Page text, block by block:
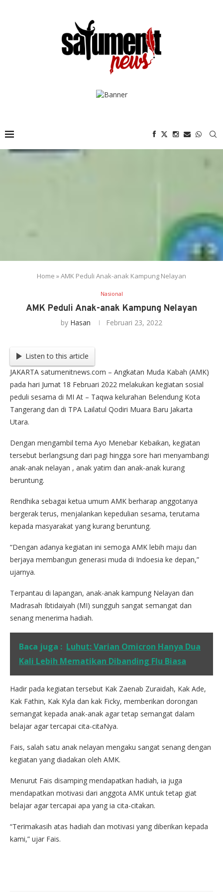
Home »AMK Peduli Anak-anak Kampung Nelayan
Nasional
AMK Peduli Anak-anak Kampung Nelayan
by Hasan Februari 23, 2022
Listen to this article
JAKARTA satumenitnews.com – Angkatan Muda Kabah (AMK)
pada hari Jumat 18 Februari 2022 melakukan kegiatan sosial
peduli sesama di MI At – Taqwa kelurahan Belendung Kota
Tangerang dan di TPA Lailatul Qodiri Muara Baru Jakarta
Utara.
Dengan mengambil tema Ayo Menebar Kebaikan, kegiatan
tersebut berlangsung dari pagi hingga sore hari menyambangi
anak-anak nelayan , anak yatim dan anak-anak kurang
beruntung.
Rendhika sebagai ketua umum AMK berharap anggotanya
bergerak terus, menjalankan kepedulian sesama, terutama
kepada masyarakat yang kurang beruntung.
“Dengan adanya kegiatan ini semoga AMK lebih maju dan
berjaya membangun generasi muda di Indoesia ke depan,”
ujarnya.
Terpantau di lapangan, anak-anak kampung Nelayan dan
Madrasah Ibtidaiyah (MI) sungguh sangat semangat dan
senang menerima hadiah.
Baca juga : Luhut: Varian Omicron Hanya Dua
Kali Lebih Mematikan Dibanding Flu Biasa
Hadir pada kegiatan tersebut Kak Zaenab Zuraidah, Kak Ade,
Kak Fathin, Kak Kyla dan kak Ficky, memberikan dorongan
semangat kepada anak-anak agar tetap semangat dalam
belajar agar tercapai cita-citaNya.
Fais, salah satu anak nelayan mengaku sangat senang dengan
kegiatan yang diadakan oleh AMK.
Menurut Fais disamping mendapatkan hadiah, ia juga
mendapatkan motivasi dari anggota AMK untuk tetap giat
belajar agar tercapai apa yang ia cita-citakan.
“Terimakasih atas hadiah dan motivasi yang diberikan kepada
kami,” ujar Fais.